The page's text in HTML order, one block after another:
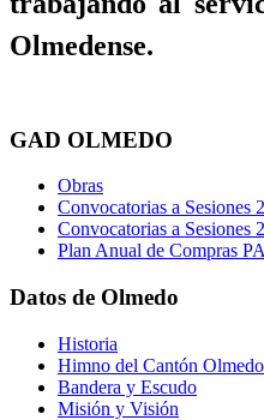
Olmedense.
GAD OLMEDO
Obras
Convocatorias a Sesiones
Convocatorias a Sesiones
Plan Anual de Compras
Datos de Olmedo
Historia
Himno del Cantón Olmedo
Bandera y Escudo
Misión y Visión